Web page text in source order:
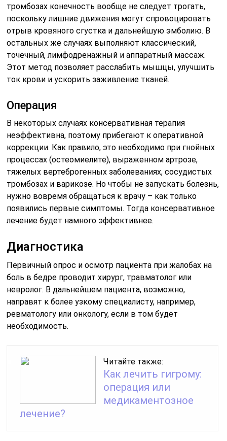
тромбозах конечность вообще не следует трогать,
поскольку лишние движения могут спровоцировать
отрыв кровяного сгустка и дальнейшую эмболию. В
остальных же случаях выполняют классический,
точечный, лимфодренажный и аппаратный массаж.
Этот метод позволяет расслабить мышцы, улучшить
ток крови и ускорить заживление тканей.
Операция
В некоторых случаях консервативная терапия
неэффективна, поэтому прибегают к оперативной
коррекции. Как правило, это необходимо при гнойных
процессах (остеомиелите), выраженном артрозе,
тяжелых вертеброгенных заболеваниях, сосудистых
тромбозах и варикозе. Но чтобы не запускать болезнь,
нужно вовремя обращаться к врачу – как только
появились первые симптомы. Тогда консервативное
лечение будет намного эффективнее.
Диагностика
Первичный опрос и осмотр пациента при жалобах на
боль в бедре проводит хирург, травматолог или
невролог. В дальнейшем пациента, возможно,
направят к более узкому специалисту, например,
ревматологу или онкологу, если в том будет
необходимость.
Читайте также:
Как лечить гигрому:
операция или
медикаментозное
лечение?